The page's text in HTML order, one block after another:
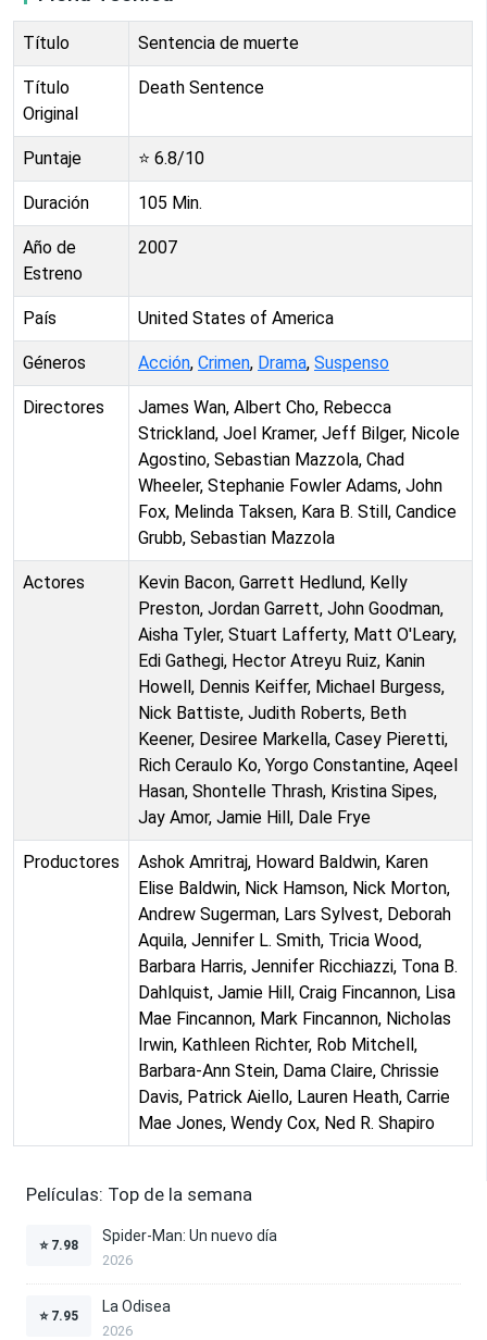
Título Sentencia de muerte
Título
Original
Death Sentence
Puntaje ⭐ 6.8/10
Duración 105 Min.
Año de
Estreno
2007
País United States of America
Géneros Acción, Crimen, Drama, Suspenso
Directores
James Wan, Albert Cho, Rebecca
Strickland, Joel Kramer, Jeff Bilger, Nicole
Agostino, Sebastian Mazzola, Chad
Wheeler, Stephanie Fowler Adams, John
Fox, Melinda Taksen, Kara B. Still, Candice
Grubb, Sebastian Mazzola
Actores
Kevin Bacon, Garrett Hedlund, Kelly
Preston, Jordan Garrett, John Goodman,
Aisha Tyler, Stuart Lafferty, Matt O'Leary,
Edi Gathegi, Hector Atreyu Ruiz, Kanin
Howell, Dennis Keiffer, Michael Burgess,
Nick Battiste, Judith Roberts, Beth
Keener, Desiree Markella, Casey Pieretti,
Rich Ceraulo Ko, Yorgo Constantine, Aqeel
Hasan, Shontelle Thrash, Kristina Sipes,
Jay Amor, Jamie Hill, Dale Frye
Productores
Ashok Amritraj, Howard Baldwin, Karen
Elise Baldwin, Nick Hamson, Nick Morton,
Andrew Sugerman, Lars Sylvest, Deborah
Aquila, Jennifer L. Smith, Tricia Wood,
Barbara Harris, Jennifer Ricchiazzi, Tona B.
Dahlquist, Jamie Hill, Craig Fincannon, Lisa
Mae Fincannon, Mark Fincannon, Nicholas
Irwin, Kathleen Richter, Rob Mitchell,
Barbara-Ann Stein, Dama Claire, Chrissie
Davis, Patrick Aiello, Lauren Heath, Carrie
Mae Jones, Wendy Cox, Ned R. Shapiro
Películas: Top de la semana
⭐ 7.98
Spider-Man: Un nuevo día
2026
⭐ 7.95
La Odisea
2026